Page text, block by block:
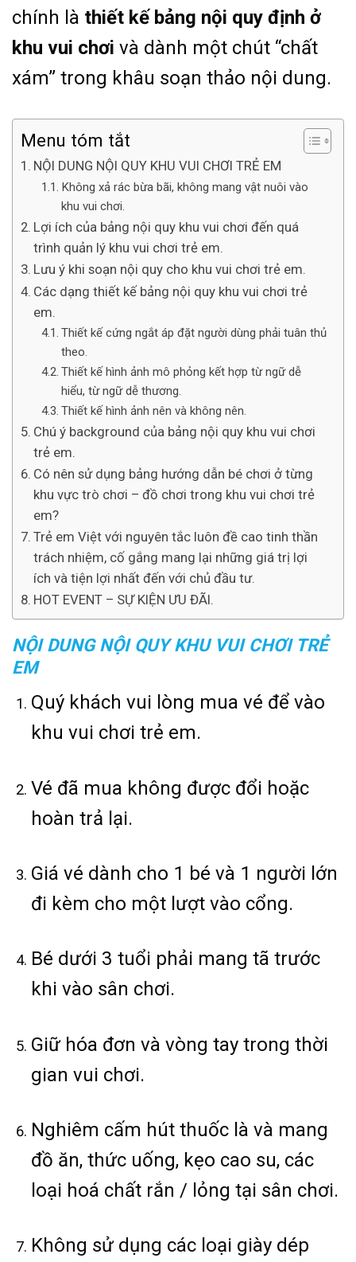
chính là thiết kế bảng nội quy định ở
khu vui chơi và dành một chút “chất
xám” trong khâu soạn thảo nội dung.
Menu tóm tắt
NỘI DUNG NỘI QUY KHU VUI CHƠI TRẺ EM
Không xả rác bừa bãi, không mang vật nuôi vào
khu vui chơi.
Lợi ích của bảng nội quy khu vui chơi đến quá
trình quản lý khu vui chơi trẻ em.
Lưu ý khi soạn nội quy cho khu vui chơi trẻ em.
Các dạng thiết kế bảng nội quy khu vui chơi trẻ
em.
Thiết kế cứng ngắt áp đặt người dùng phải tuân thủ
theo.
Thiết kế hình ảnh mô phỏng kết hợp từ ngữ dễ
hiểu, từ ngữ dễ thương.
Thiết kế hình ảnh nên và không nên.
Chú ý background của bảng nội quy khu vui chơi
trẻ em.
Có nên sử dụng bảng hướng dẫn bé chơi ở từng
khu vực trò chơi – đồ chơi trong khu vui chơi trẻ
em?
Trẻ em Việt với nguyên tắc luôn đề cao tinh thần
trách nhiệm, cố gắng mang lại những giá trị lợi
ích và tiện lợi nhất đến với chủ đầu tư.
HOT EVENT – SỰ KIỆN ƯU ĐÃI.
NỘI DUNG NỘI QUY KHU VUI CHƠI TRẺ
EM
Quý khách vui lòng mua vé để vào
khu vui chơi trẻ em.
Vé đã mua không được đổi hoặc
hoàn trả lại.
Giá vé dành cho 1 bé và 1 người lớn
đi kèm cho một lượt vào cổng.
Bé dưới 3 tuổi phải mang tã trước
khi vào sân chơi.
Giữ hóa đơn và vòng tay trong thời
gian vui chơi.
Nghiêm cấm hút thuốc là và mang
đồ ăn, thức uống, kẹo cao su, các
loại hoá chất rắn / lỏng tại sân chơi.
Không sử dụng các loại giày dép